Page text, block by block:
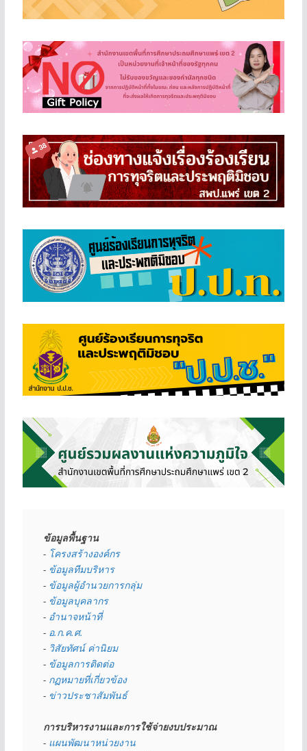
ข้อมูลพื้นฐาน
- โครงสร้างองค์กร
- ข้อมูลทีมบริหาร
- ข้อมูลผู้อำนวยการกลุ่ม
- ข้อมูลบุคลากร
- อำนาจหน้าที่
- อ.ก.ค.ศ.
- วิสัยทัศน์ ค่านิยม
- ข้อมูลการติดต่อ
- กฏหมายที่เกี่ยวข้อง
- ข่าวประชาสัมพันธ์
การบริหารงานและการใช้จ่ายงบประมาณ
- แผนพัฒนาหน่วยงาน